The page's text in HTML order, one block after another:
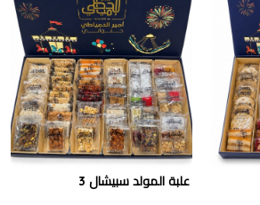
علبة المولد سبيشال 3